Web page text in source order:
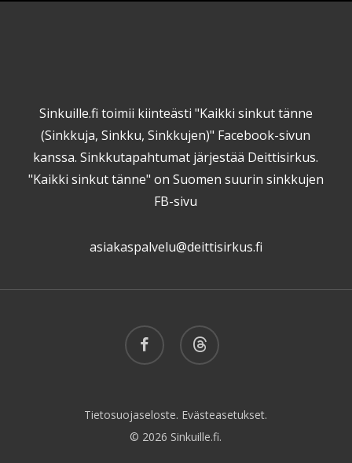
Sinkuille.fi toimii kiinteästi "Kaikki sinkut tänne
(Sinkkuja, Sinkku, Sinkkujen)" Facebook-sivun
kanssa. Sinkkutapahtumat järjestää Deittisirkus.
"Kaikki sinkut tänne" on Suomen suurin sinkkujen
FB-sivu
asiakaspalvelu@deittisirkus.fi
facebook threads
Tietosuojaseloste. Evästeasetukset.
© 2026 Sinkuille.fi.